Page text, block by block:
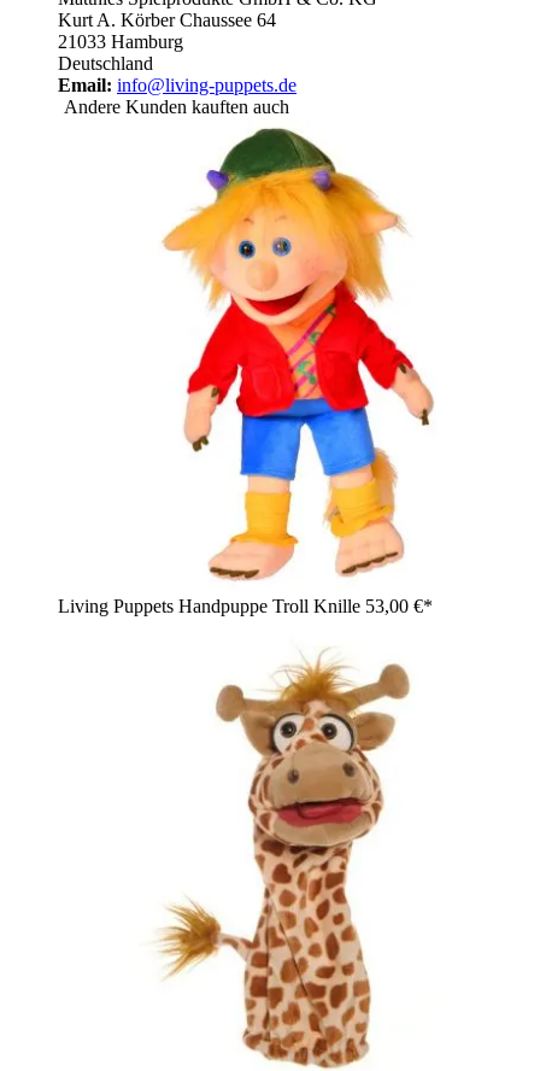
Kurt A. Körber Chaussee 64
21033 Hamburg
Deutschland
Email: info@living-puppets.de
Andere Kunden kauften auch
Living Puppets Handpuppe Troll Knille 53,00 €*